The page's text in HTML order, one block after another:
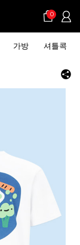
0
가방 셔틀콕